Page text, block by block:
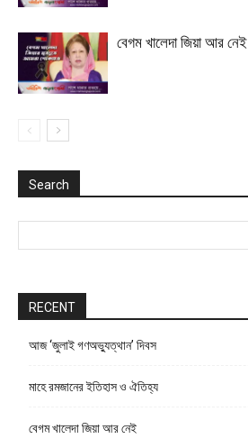
বেগম খালেদা জিয়া আর নেই
Search
RECENT
আজ ‘জুলাই গণঅভ্যুত্থান’ দিবস
মাহে রমজানের ইতিহাস ও ঐতিহ্য
বেগম খালেদা জিয়া আর নেই